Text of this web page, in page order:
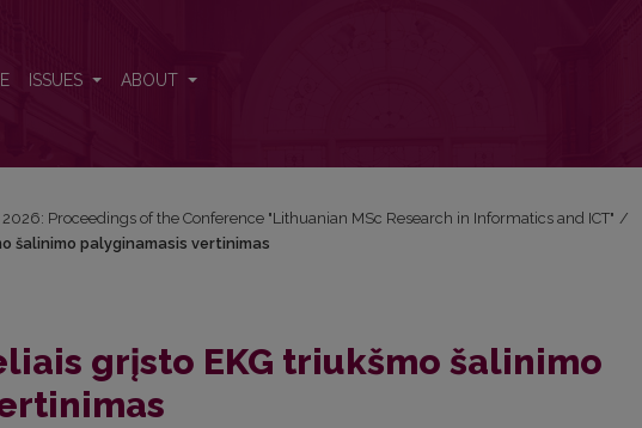
ISSUES ABOUT
2026: Proceedings of the Conference "Lithuanian MSc Research in Informatics and ICT" /
šalinimo palyginamasis vertinimas
grįsto EKG triukšmo šalinimo